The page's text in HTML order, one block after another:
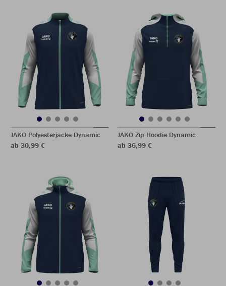
JAKO Polyesterjacke Dynamic
ab 30,99 €
JAKO Zip Hoodie Dynamic
ab 36,99 €